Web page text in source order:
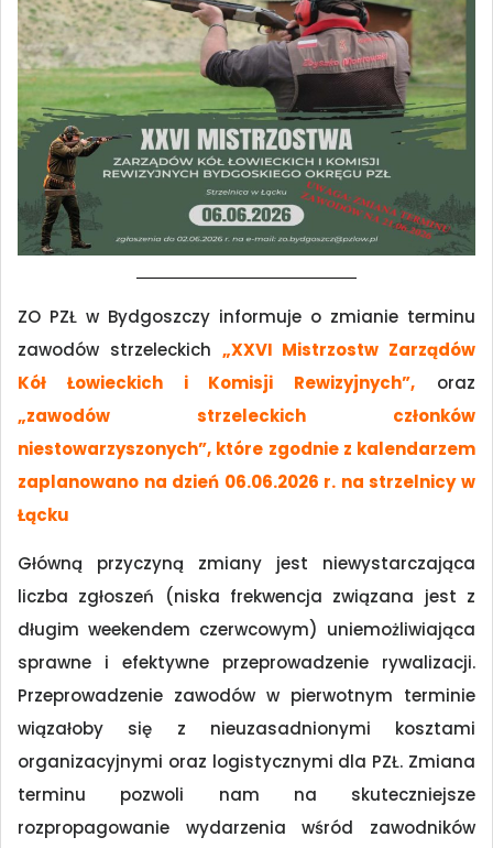
ZO PZŁ w Bydgoszczy informuje o zmianie terminu
zawodów strzeleckich „XXVI Mistrzostw Zarządów
Kół Łowieckich i Komisji Rewizyjnych”, oraz
„zawodów strzeleckich członków
niestowarzyszonych”, które zgodnie z kalendarzem
zaplanowano na dzień 06.06.2026 r. na strzelnicy w
Łącku
Główną przyczyną zmiany jest niewystarczająca
liczba zgłoszeń (niska frekwencja związana jest z
długim weekendem czerwcowym) uniemożliwiająca
sprawne i efektywne przeprowadzenie rywalizacji.
Przeprowadzenie zawodów w pierwotnym terminie
wiązałoby się z nieuzasadnionymi kosztami
organizacyjnymi oraz logistycznymi dla PZŁ. Zmiana
terminu pozwoli nam na skuteczniejsze
rozpropagowanie wydarzenia wśród zawodników